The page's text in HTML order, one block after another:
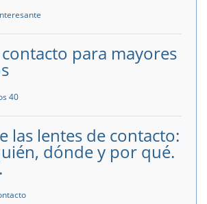
para mayores
40
las lentes de contacto:
dónde y por qué.